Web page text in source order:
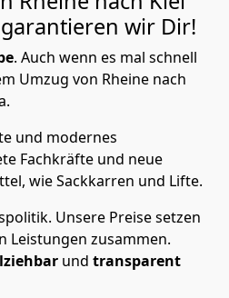
wir Dir!
. Auch wenn es mal schnell
Umzug von Rheine nach
und modernes
Fachkräfte und neue
wie Sackkarren und Lifte.
Unsere Preise setzen
Leistungen zusammen.
und transparent